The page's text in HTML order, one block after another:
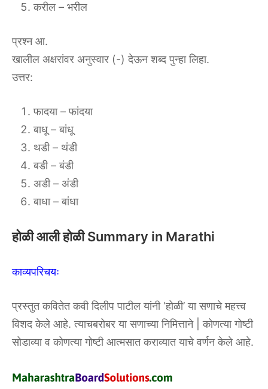
करील – भरील
प्रश्न आ.
खालील अक्षरांवर अनुस्वार (-) देऊन शब्द पुन्हा लिहा.
उत्तर:
फादया – फांदया
बाधू – बांधू
थडी – थंडी
बडी – बंडी
अडी – अंडी
बाधा – बांधा
होळी आली होळी Summary in Marathi
काव्यपरिचयः
प्रस्तुत कवितेत कवी दिलीप पाटील यांनी ‘होळी’ या सणाचे महत्त्व
विशद केले आहे. त्याचबरोबर या सणाच्या निमित्ताने | कोणत्या गोष्टी
सोडाव्या व कोणत्या गोष्टी आत्मसात कराव्यात याचे वर्णन केले आहे.